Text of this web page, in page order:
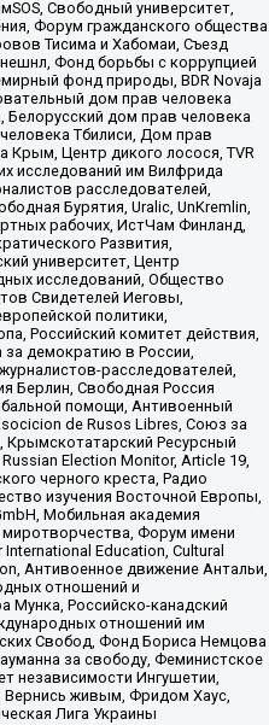
Свободный университет,
Форум гражданского общества
Тисима и Хабомаи, Съезд
Фонд борьбы с коррупцией
фонд природы, BDR Novaja
дом прав человека
дом прав человека
Тбилиси, Дом прав
Крым, Центр дикого лосося, TVR
исследований им Вилфрида
расследователей,
Бурятия, Uralic, UnKremlin,
рабочих, ИстЧам Финланд,
Развития,
университет, Центр
исследований, Общество
Свидетелей Иеговы,
политики,
Российский комитет действия,
демократию в России,
расследователей,
Берлин, Свободная Россия
помощи, Антивоенный
de Rusos Libres, Союз за
Ресурсный
Election Monitor, Article 19,
черного креста, Радио
изучения Восточной Европы,
Мобильная академия
Форум имени
Education, Cultural
Антивоенное движение Антальи,
отношений и
Мунка, Российско-канадский
отношений им
Свобод, Фонд Бориса Немцова
за свободу, Феминистское
независимости Ингушетии,
Вернись живым, Фридом Хаус,
Лига Украины